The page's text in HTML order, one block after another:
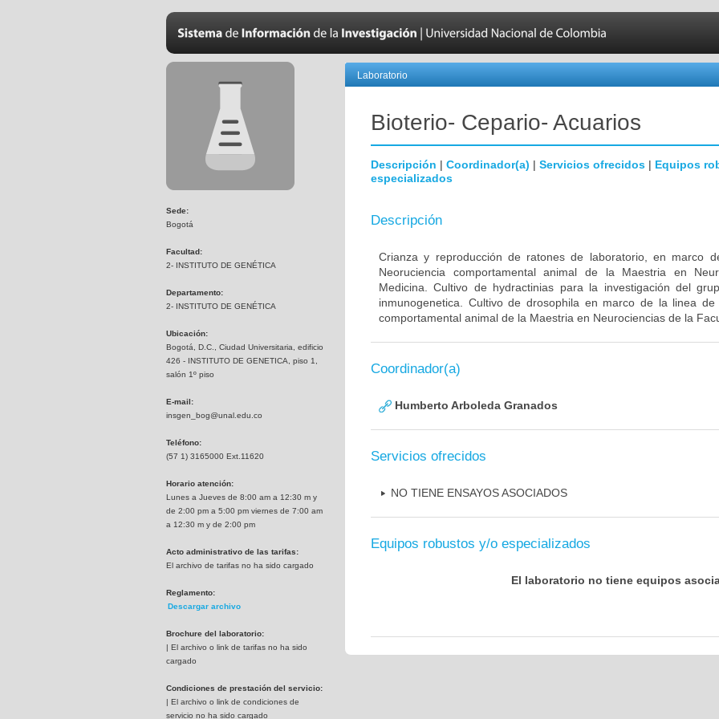
Sede:
Bogotá
Facultad:
2- INSTITUTO DE GENÉTICA
Departamento:
2- INSTITUTO DE GENÉTICA
Ubicación:
Bogotá, D.C., Ciudad Universitaria, edificio
426 - INSTITUTO DE GENETICA, piso 1,
salón 1º piso
E-mail:
insgen_bog@unal.edu.co
Teléfono:
(57 1) 3165000 Ext.11620
Horario atención:
Lunes a Jueves de 8:00 am a 12:30 m y
de 2:00 pm a 5:00 pm viernes de 7:00 am
a 12:30 m y de 2:00 pm
Acto administrativo de las tarifas:
El archivo de tarifas no ha sido cargado
Reglamento:
Descargar archivo
Brochure del laboratorio:
| El archivo o link de tarifas no ha sido
cargado
Condiciones de prestación del servicio:
| El archivo o link de condiciones de
servicio no ha sido cargado
Laboratorio
Bioterio- Cepario- Acuarios
Descripción | Coordinador(a) | Servicios ofrecidos | Equipos
especializados
Descripción
Crianza y reproducción de ratones de laboratorio, en marco
Neoruciencia comportamental animal de la Maestria en
Medicina. Cultivo de hydractinias para la investigación del
inmunogenetica. Cultivo de drosophila en marco de la linea de
comportamental animal de la Maestria en Neurociencias de la
Coordinador(a)
Humberto Arboleda Granados
Servicios ofrecidos
NO TIENE ENSAYOS ASOCIADOS
Equipos robustos y/o especializados
El laboratorio no tiene equipos